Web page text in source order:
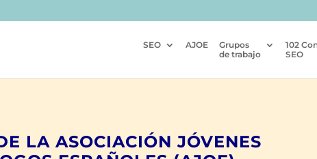
SEO AJOE
Grupos
de trabajo
102
SEO
LA ASOCIACIÓN JÓVENES